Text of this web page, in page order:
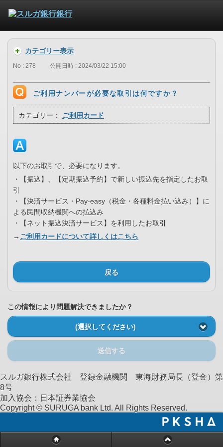
カテゴリー表示
No : 278 公開日時 : 2024/03/22 15:00
ご利用ナンバーが必要な取引は何ですか？
カテゴリー： ご利用カード
以下のお取引で、必要になります。
・【振込】、【定期振込予約】で新しい振込先を指定したお取
引
・【決済サービス・Pay-easy（税金・各種料金払い込み）】に
よる民間収納機関への払込み
・【ネット振込決済サービス】を利用したお取引
→ ご利用カードについて詳しくはこちら
戻る
この情報により問題解決できましたか？
(選択してください)
送信する
スルガ銀行株式会社 登録金融機関 東海財務局長（登金）第
8号
加入協会：日本証券業協会
Copyright © SURUGA bank Ltd. All Rights Reserved.